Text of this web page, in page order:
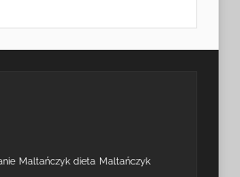
Maltańczyk dieta Maltańczyk